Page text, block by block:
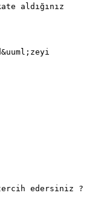
aldığınız
edersiniz ?